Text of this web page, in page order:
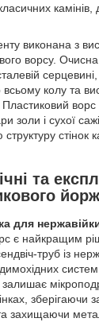
виконана з
ворсу.
всьому колу та
Пластиковий
золи і сухої
стінок
та
для
є найкращим
труб із
залишає
зберігаючи
захищаючи